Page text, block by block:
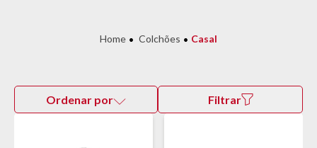
Colchões Casal
Ordenar por Filtrar